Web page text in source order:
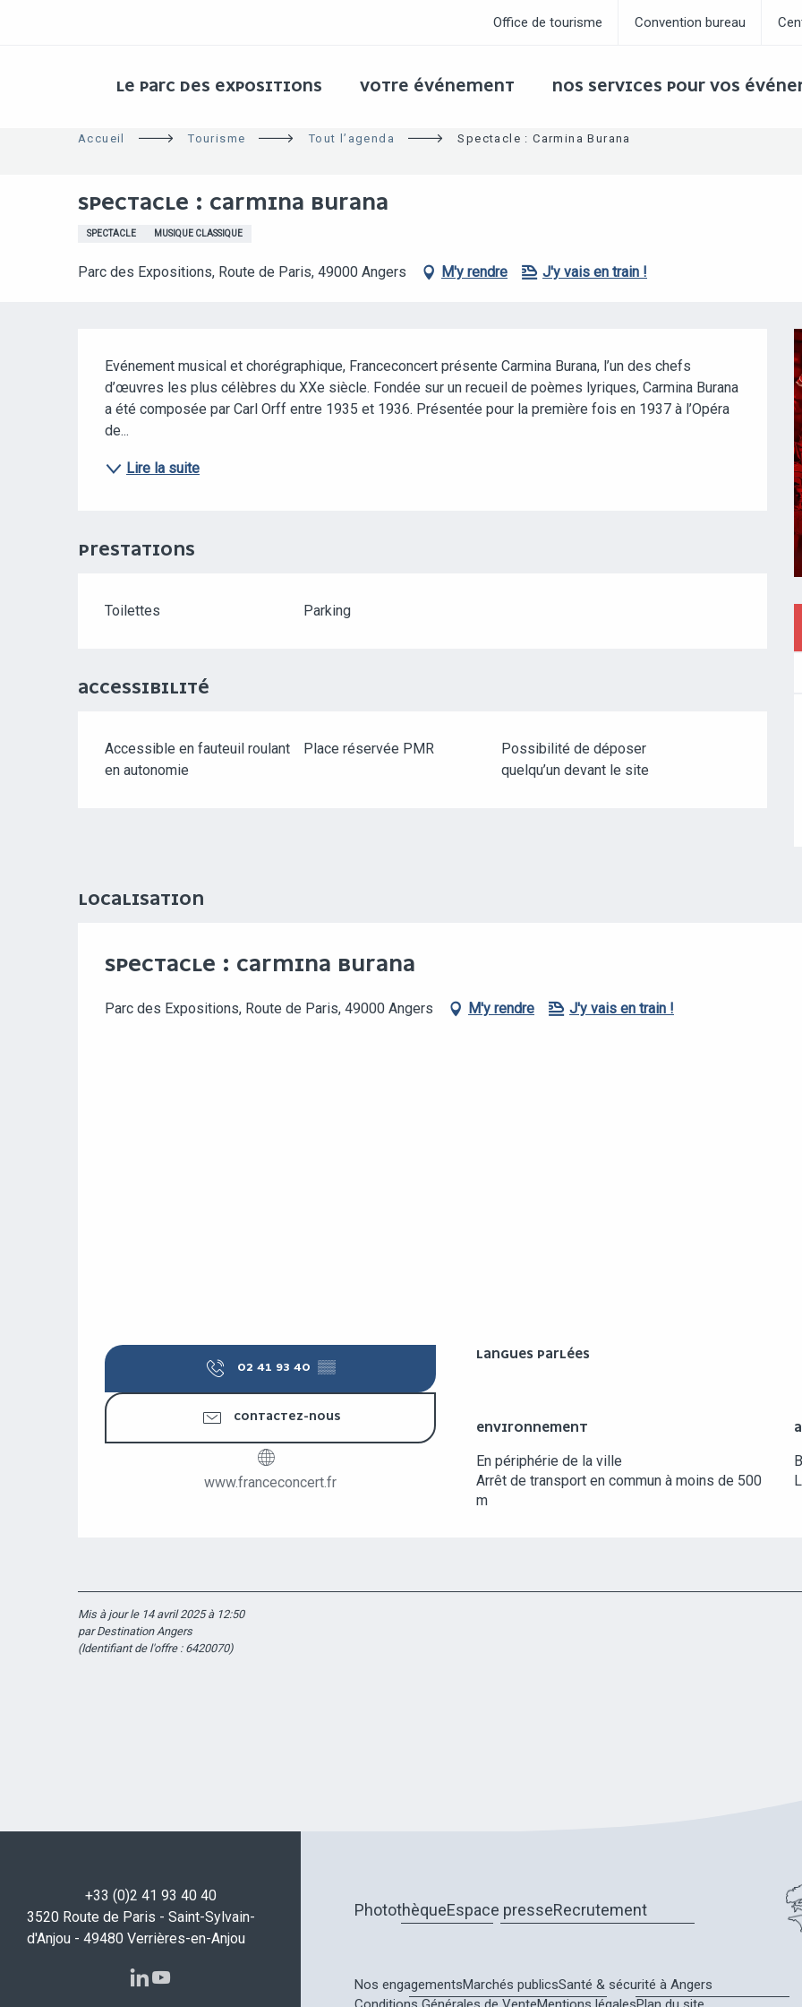
Office de tourisme Convention bureau
LE PARC DES EXPOSITIONS VOTRE ÉVÉNEMENT NOS SERVICES POUR VOS
Accueil Tourisme Tout l’agenda Spectacle : Carmina Burana
SPECTACLE : CARMINA BURANA
SPECTACLE MUSIQUE CLASSIQUE
Parc des Expositions, Route de Paris, 49000 Angers M'y rendre J'y vais en train !
Evénement musical et chorégraphique, Franceconcert présente Carmina Burana, l’un des chefs
d’œuvres les plus célèbres du XXe siècle. Fondée sur un recueil de poèmes lyriques, Carmina Burana
a été composée par Carl Orff entre 1935 et 1936. Présentée pour la première fois en 1937 à l’Opéra
de...
Lire la suite
PRESTATIONS
Toilettes Parking
ACCESSIBILITÉ
Accessible en fauteuil roulant
en autonomie
Place réservée PMR
Possibilité de déposer
quelqu’un devant le site
LOCALISATION
SPECTACLE : CARMINA BURANA
Parc des Expositions, Route de Paris, 49000 Angers M'y rendre J'y vais en train !
02 41 93 40 ▒▒
CONTACTEZ-NOUS
www.franceconcert.fr
LANGUES PARLÉES
LANGUES PARLÉES
ENVIRONNEMENT
ENVIRONNEMENT
En périphérie de la ville
Arrêt de transport en commun à moins de 500
m
Mis à jour le 14 avril 2025 à 12:50
par Destination Angers
(Identifiant de l'offre : 6420070)
+33 (0)2 41 93 40 40
3520 Route de Paris - Saint-Sylvain-
d'Anjou - 49480 Verrières-en-Anjou
PhotothèqueEspace presseRecrutement
Nos engagementsMarchés publicsSanté & sécurité à Angers